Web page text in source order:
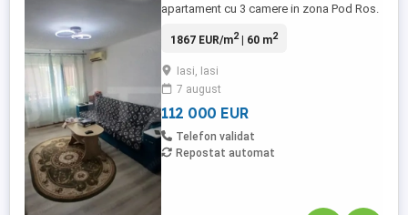
apartament cu 3 camere in zona Pod Ros.
amplasat in proximitatea zonei centrale si
Apartamentul se afla la etajul 4 din 4 cu
terasa deasupra apartamentului, terasele
fiind renovate in 2025 Va astept ...
1867 EUR/m2| 60 m2
Iasi, Iasi
7 august
112 000 EUR
Telefon validat
Repostat automat